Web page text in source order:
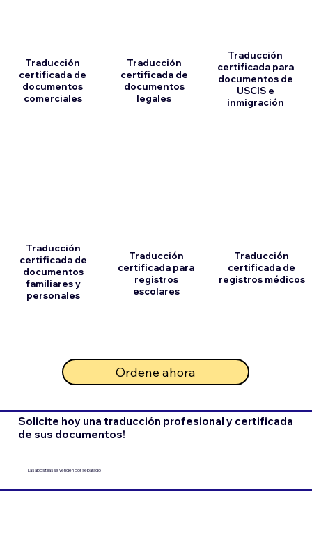
Traducción
certificada de
documentos
comerciales
Traducción
certificada de
documentos
familiares y
personales
Traducción
certificada de
documentos
legales
Traducción
certificada para
registros
escolares
Ordene ahora
Traducción
certificada para
documentos de
USCIS e
inmigración
Traducción
certificada de
registros médicos
Solicite hoy una traducción profesional y certificada
de sus documentos!
Las apostillas se venden por separado